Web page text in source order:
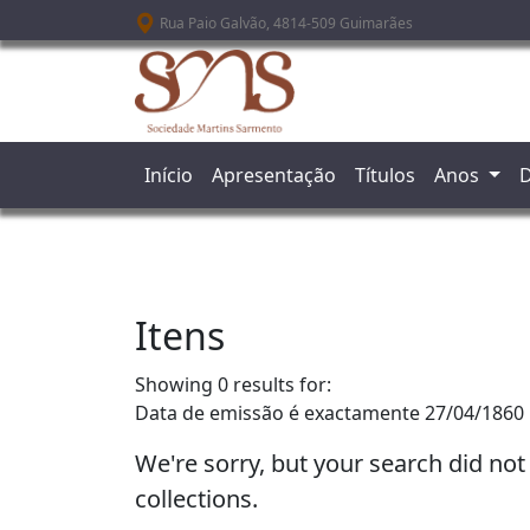
Passar para o conteúdo principal
Rua Paio Galvão, 4814-509 Guimarães
Início Apresentação Títulos Anos
Itens
Showing 0 results for:
Data de emissão é exactamente27/04/1860
We're sorry, but your search did
collections.